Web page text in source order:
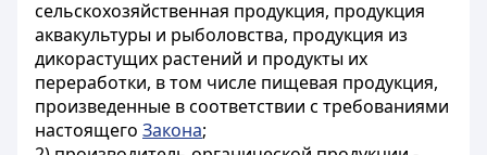
сельскохозяйственная продукция, продукция
аквакультуры и рыболовства, продукция из
дикорастущих растений и продукты их
переработки, в том числе пищевая продукция,
произведенные в соответствии с требованиями
настоящего Закона;